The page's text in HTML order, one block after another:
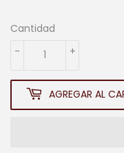
Cantidad
+
-
AGREGAR AL